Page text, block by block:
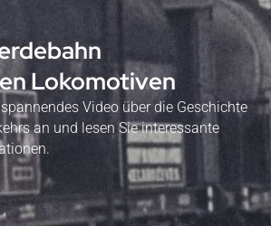
Lokomotiven
Video über die Geschichte
an und lesen Sie interessante